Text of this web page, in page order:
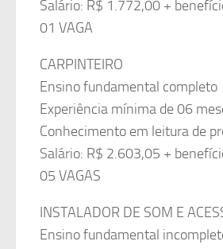
Salário: R$ 1.772,00 +
01 VAGA
CARPINTEIRO
Ensino fundamental completo
Experiência mínima de 06
Conhecimento em leitura de
Salário: R$ 2.603,05 +
05 VAGAS
INSTALADOR DE SOM E
Ensino fundamental